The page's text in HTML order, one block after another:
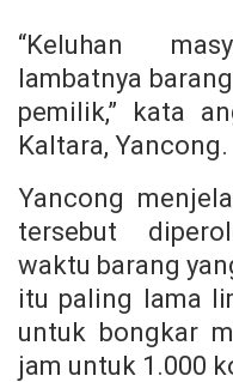
“Keluhan
lambatnya
pemilik,” kata
Kaltara, Yancong.
Yancong
tersebut
waktu barang
itu paling lama
untuk bongkar
jam untuk 1.000